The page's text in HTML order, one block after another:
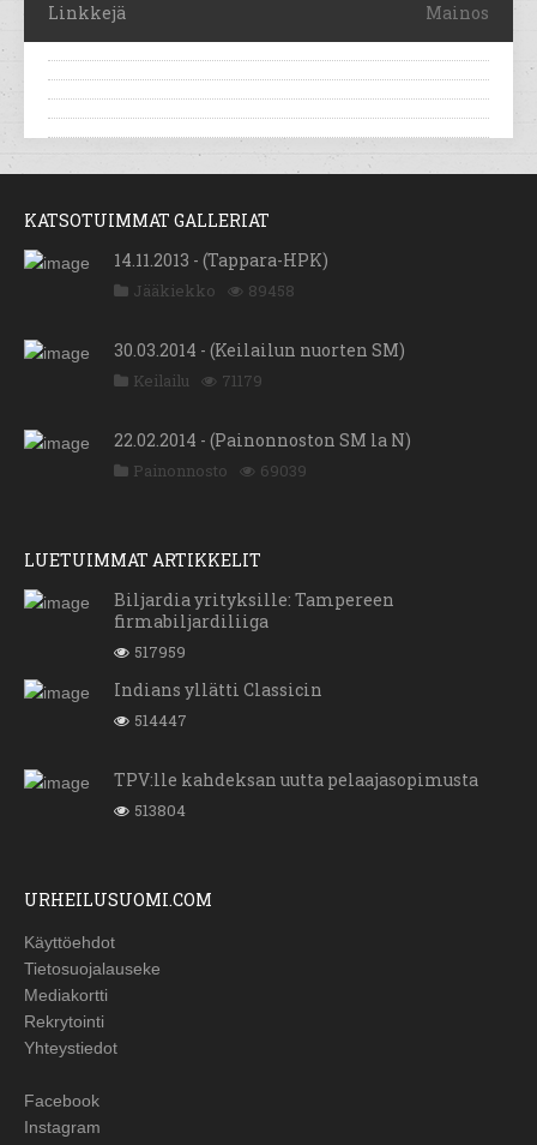
Linkkejä Mainos
KATSOTUIMMAT GALLERIAT
14.11.2013 - (Tappara-HPK)
Jääkiekko 89458
30.03.2014 - (Keilailun nuorten SM)
Keilailu 71179
22.02.2014 - (Painonnoston SM la N)
Painonnosto 69039
LUETUIMMAT ARTIKKELIT
Biljardia yrityksille: Tampereen
firmabiljardiliiga
517959
Indians yllätti Classicin
514447
TPV:lle kahdeksan uutta pelaajasopimusta
513804
URHEILUSUOMI.COM
Käyttöehdot
Tietosuojalauseke
Mediakortti
Rekrytointi
Yhteystiedot
Facebook
Instagram